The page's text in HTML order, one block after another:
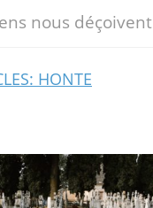
nous déçoivent
HONTE